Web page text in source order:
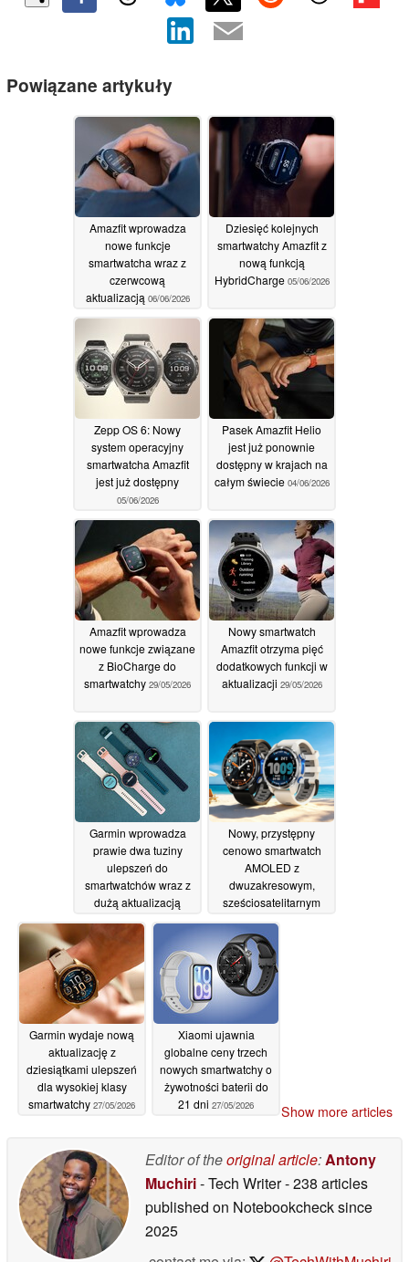
Powiązane artykuły
Amazfit wprowadza
nowe funkcje
smartwatcha wraz z
czerwcową
aktualizacją 06/06/2026
Dziesięć kolejnych
smartwatchy Amazfit z
nową funkcją
HybridCharge 05/06/2026
Zepp OS 6: Nowy
system operacyjny
smartwatcha Amazfit
jest już dostępny
05/06/2026
Pasek Amazfit Helio
jest już ponownie
dostępny w krajach na
całym świecie 04/06/2026
Amazfit wprowadza
nowe funkcje związane
z BioCharge do
smartwatchy 29/05/2026
Nowy smartwatch
Amazfit otrzyma pięć
dodatkowych funkcji w
aktualizacji 29/05/2026
Garmin wprowadza
prawie dwa tuziny
ulepszeń do
smartwatchów wraz z
dużą aktualizacją
28/05/2026
Nowy, przystępny
cenowo smartwatch
AMOLED z
dwuzakresowym,
sześciosatelitarnym
GPS i bezpłatnym
paskiem ze stali
nierdzewnej
Garmin wydaje nową
aktualizację z
dziesiątkami ulepszeń
dla wysokiej klasy
smartwatchy 27/05/2026
Xiaomi ujawnia
globalne ceny trzech
nowych smartwatchy o
żywotności baterii do
21 dni 27/05/2026 Show more articles
Editor of theoriginal article:Antony
Muchiri- Tech Writer- 238 articles
published on Notebookchecksince
2025